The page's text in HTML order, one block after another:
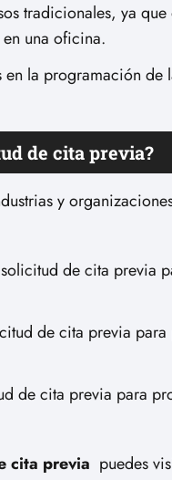
tradicionales, ya
una oficina.
la programación de
de cita previa?
y
de cita previa
de cita previa
de cita previa para
cita previa puedes